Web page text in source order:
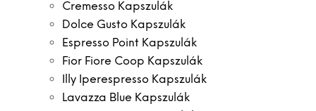
Cremesso Kapszulák
Dolce Gusto Kapszulák
Espresso Point Kapszulák
Fior Fiore Coop Kapszulák
Illy Iperespresso Kapszulák
Lavazza Blue Kapszulák